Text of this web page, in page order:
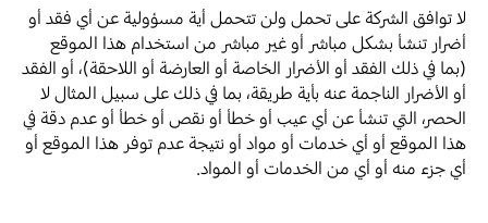
لا توافق الشركة على تحمل ولن تتحمل أية مسؤولية عن أي فقد أو
أضرار تنشأ بشكل مباشر أو غير مباشر من استخدام هذا الموقع
(بما في ذلك الفقد أو الأضرار الخاصة أو العارضة أو اللاحقة)، أو الفقد
أو الأضرار الناجمة عنه بأية طريقة، بما في ذلك على سبيل المثال لا
الحصر، التي تنشأ عن أي عيب أو خطأ أو نقص أو خطأ أو عدم دقة في
هذا الموقع أو أي خدمات أو مواد أو نتيجة عدم توفر هذا الموقع أو
أي جزء منه أو أي من الخدمات أو المواد.